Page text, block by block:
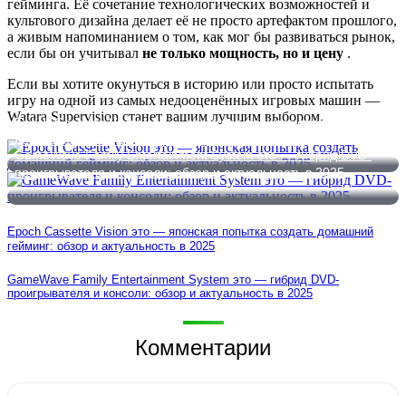
гейминга. Её сочетание технологических возможностей и
культового дизайна делает её не просто артефактом прошлого,
а живым напоминанием о том, как мог бы развиваться рынок,
если бы он учитывал не только мощность, но и цену .
Если вы хотите окунуться в историю или просто испытать
игру на одной из самых недооценённых игровых машин —
Watara Supervision станет вашим лучшим выбором.
Epoch Cassette Vision это — японская попытка создать
домашний гейминг: обзор и актуальность в 2025
GameWave Family Entertainment System это — гибрид DVD-
проигрывателя и консоли: обзор и актуальность в 2025
Epoch Cassette Vision это — японская попытка создать домашний
гейминг: обзор и актуальность в 2025
GameWave Family Entertainment System это — гибрид DVD-
проигрывателя и консоли: обзор и актуальность в 2025
Комментарии